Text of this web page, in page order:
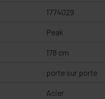
1774029
Peak
178 cm
porte sur porte
Acier